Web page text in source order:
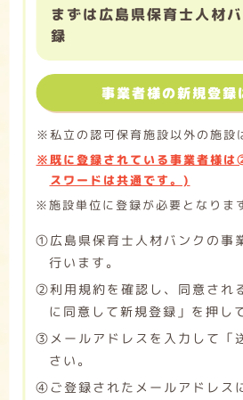
まずは広島県保育士人材
録
事業者様の新規登録
※私立の認可保育施設以外の施設
※既に登録されている事業者様
スワードは共通です。)
※施設単位に登録が必要となりま
➀広島県保育士人材バンクの事
行います。
➁利用規約を確認し、同意され
に同意して新規登録」を押し
➂メールアドレスを入力して「
さい。
➃ご登録されたメールアドレス